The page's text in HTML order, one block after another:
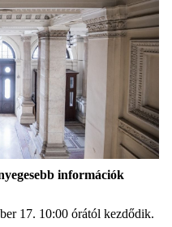
információk
17. 10:00 órától kezdődik.